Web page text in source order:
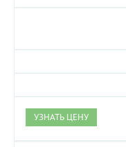
УЗНАТЬ ЦЕНУ